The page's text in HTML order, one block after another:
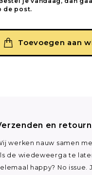
de post.
Toevoegen aan
en
werken nauw samen
de wiedeweerga te
happy? No